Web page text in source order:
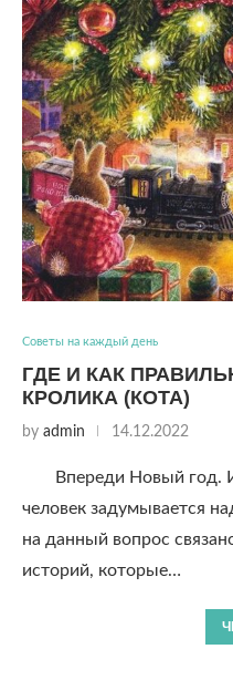
Советы на каждый день
ГДЕ И КАК
КРОЛИКА (КОТА)
by admin 14.12.2022
Впереди Новый год.
человек задумывается
на данный вопрос
историй, которые…